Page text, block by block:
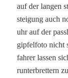
auf der langen
steigung auch
uhr auf der
gipfelfoto nicht
fahrer lassen
runterbrettern